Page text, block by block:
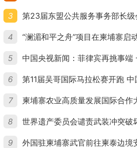
3
4
5
6
7
8
9